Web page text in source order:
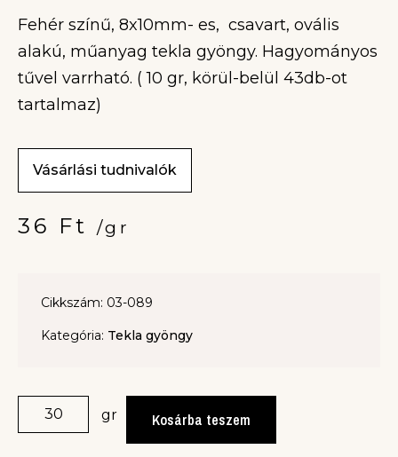
Fehér színű, 8x10mm- es, csavart, ovális
alakú, műanyag tekla gyöngy. Hagyományos
tűvel varrható. ( 10 gr, körül-belül 43db-ot
tartalmaz)
Vásárlási tudnivalók
36 Ft /gr
Cikkszám: 03-089
Kategória: Tekla gyöngy
gr Kosárba teszem